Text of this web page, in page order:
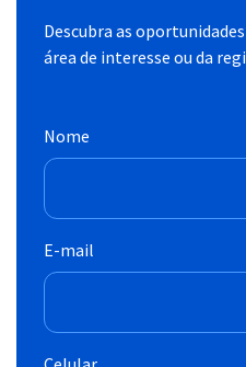
Descubra as
área de interesse ou da
Nome
E-mail